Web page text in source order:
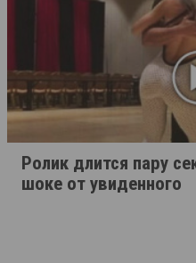
Ролик длится пару
шоке от увиденного